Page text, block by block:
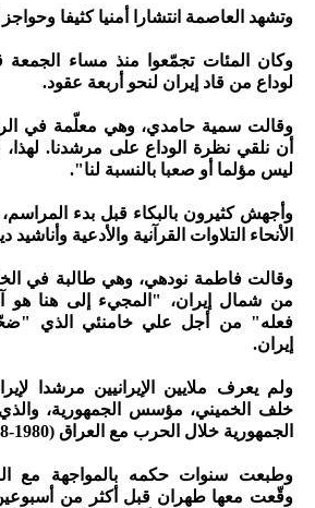
وتشهد العاصمة انتشارا أمنيا كثيفا
وكان المئات تجمّعوا منذ مساء الجمعة
لوداع من قاد إيران لنحو أربعة عقود.
وقالت سمية حامدي، وهي معلّمة في
أن نلقي نظرة الوداع على مرشدنا. لهذا،
ليس مؤلما أو صعبا بالنسبة لنا".
وأجهش كثيرون بالبكاء قبل بدء
الأنحاء التلاوات القرآنية والأدعية وأناشيد
وقالت فاطمة نودهي، وهي طالبة في
من شمال إيران، "المجيء إلى هنا هو
فعله" من أجل علي خامنئي الذي
إيران.
ولم يعرف ملايين الإيرانيين مرشدا
خلف الخميني، مؤسس الجمهورية،
الجمهورية خلال الحرب مع العراق (1980-1988).
وطبعت سنوات حكمه بالمواجهة مع
وقّعت معها طهران قبل أكثر من أسبوعين